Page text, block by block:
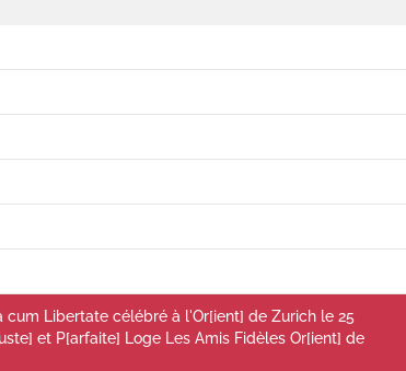
Libertate célébré à l'Or[ient] de Zurich le 25
et P[arfaite] Loge Les Amis Fidèles Or[ient] de